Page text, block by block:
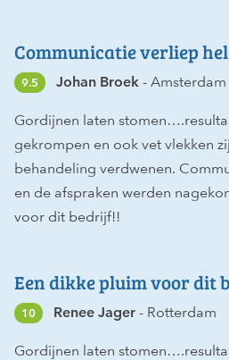
Communicatie verliep
9.5 Johan Broek Amsterdam
Gordijnen laten
gekrompen en ook vet vlekken
behandeling verdwenen.
en de afspraken werden
voor dit bedrijf!!
Een dikke pluim voor dit
10 Renee Jager Rotterdam
Gordijnen laten